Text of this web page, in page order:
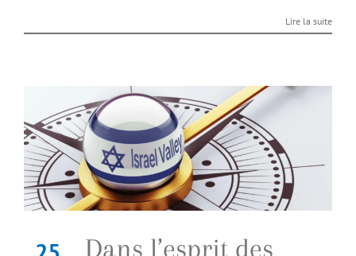
Lire la suite
Dans l’esprit des